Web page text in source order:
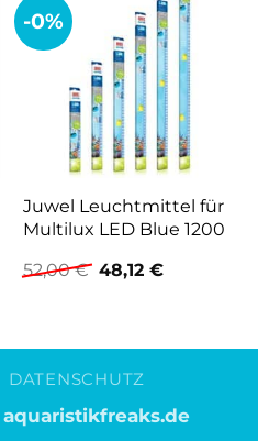
-0%
Juwel Leuchtmittel für
Multilux LED Blue 1200
52,00€ Ursprünglicher
Preis
48,12 €Aktueller
DATENSCHUTZ
aquaristikfreaks.de